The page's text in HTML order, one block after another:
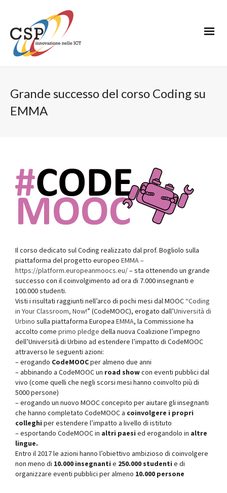
Grande successo del corso Coding su
EMMA
Il corso dedicato sul Coding realizzato dal prof. Bogliolo sulla
piattaforma del progetto europeo EMMA –
https://platform.europeanmoocs.eu/– sta ottenendo un grande
successo con il coinvolgimento ad ora di 7.000 insegnanti e
100.000 studenti.
Visti i risultati raggiunti nell’arco di pochi mesi dal MOOC “Coding
in Your Classroom, Now!” (CodeMOOC), erogato dall’Università di
Urbino sulla piattaforma Europea EMMA, la Commissione ha
accolto come primo pledge della nuova Coalizione l’impegno
dell’Università di Urbino ad estendere l’impatto di CodeMOOC
attraverso le seguenti azioni:
– erogando CodeMOOCper almeno due anni
– abbinando a CodeMOOC un road showcon eventi pubblici dal
vivo (come quelli che negli scorsi mesi hanno coinvolto più di
5000 persone)
– erogando un nuovo MOOC concepito per aiutare gli insegnanti
che hanno completato CodeMOOC a coinvolgere i propri
colleghi per estendere l’impatto a livello di istituto
– esportando CodeMOOC in altri paesi ed erogandolo in altre
lingue.
Entro il 2017 le azioni hanno l’obiettivo ambizioso di coinvolgere
non meno di 10.000 insegnanti e 250.000 studenti e di
organizzare eventi pubblici per almeno 10.000 persone